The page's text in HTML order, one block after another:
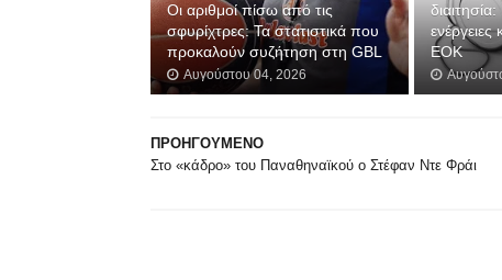
Οι αριθμοί πίσω από τις
σφυρίχτρες: Τα στατιστικά που
προκαλούν συζήτηση στη GBL
Αυγούστου 04, 2026
ΕΟΚ
ΠΡΟΗΓΟΥΜΕΝΟ
Στο «κάδρο» του Παναθηναϊκού ο Στέφαν Ντε Φράι